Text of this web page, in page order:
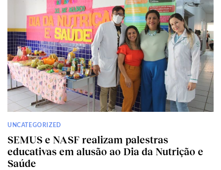
UNCATEGORIZED
SEMUS e NASF realizam palestras
educativas em alusão ao Dia da Nutrição e
Saúde